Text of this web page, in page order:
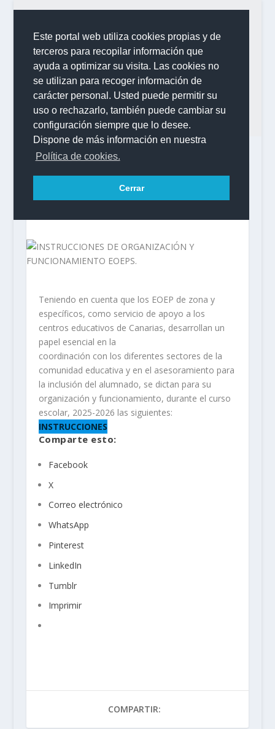
Este portal web utiliza cookies propias y de
terceros para recopilar información que
ayuda a optimizar su visita. Las cookies no
se utilizan para recoger información de
carácter personal. Usted puede permitir su
uso o rechazarlo, también puede cambiar su
configuración siempre que lo desee.
Dispone de más información en nuestra
Política de cookies.
Cerrar
INSTRUCCIONES DE ORGANIZACIÓN Y
FUNCIONAMIENTO EOEPS.
Teniendo en cuenta que los EOEP de zona y
específicos, como servicio de apoyo a los
centros educativos de Canarias, desarrollan un
papel esencial en la
coordinación con los diferentes sectores de la
comunidad educativa y en el asesoramiento para
la inclusión del alumnado, se dictan para su
organización y funcionamiento, durante el curso
escolar, 2025-2026 las siguientes:
INSTRUCCIONES
Comparte esto:
Facebook
X
Correo electrónico
WhatsApp
Pinterest
LinkedIn
Tumblr
Imprimir
COMPARTIR: